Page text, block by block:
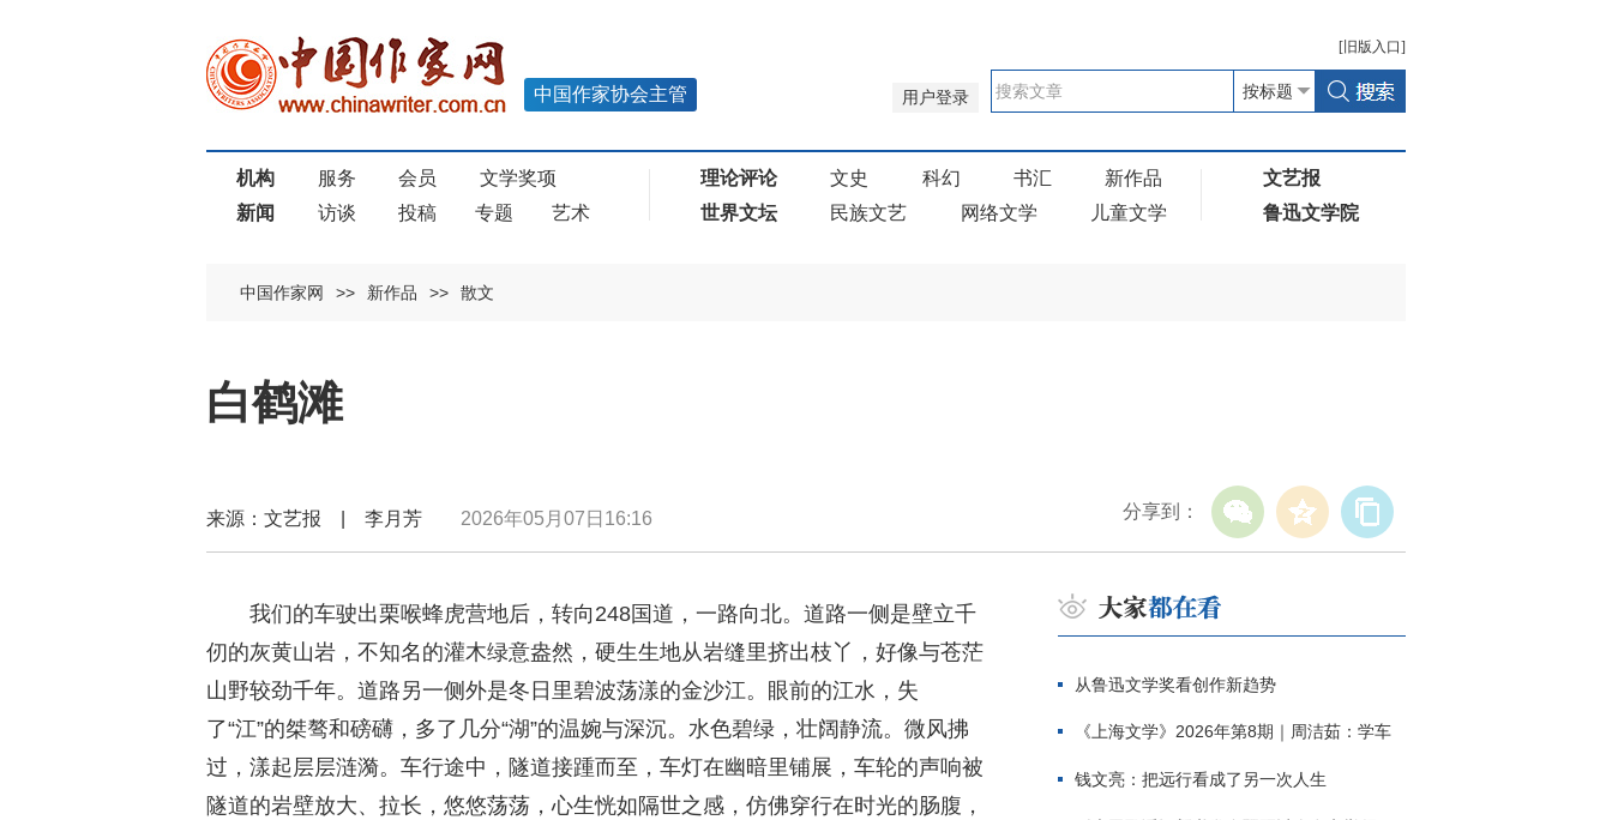
[ 旧版 入口]
用户登录
中国作家协会主管
机构 服务 会员
文学奖项
新闻
访谈 投稿 专题 艺术
理论评论 文史 科幻 书汇
新作品
世界文坛
民族文艺 网络文学 儿童文学
文艺报
鲁迅文学院
中国作家网 >> 新作品 >> 散文
白鹤滩
分享到：
来源：文艺报 | 李月芳 2026年05月07日16:16
我们的车驶出栗喉蜂虎营地后，转向248国道，一路向北。道路一侧是壁立千
仞的灰黄山岩，不知名的灌木绿意盎然，硬生生地从岩缝里挤出枝丫，好像与苍茫
山野较劲千年。道路另一侧外是冬日里碧波荡漾的金沙江。眼前的江水，失
了“江”的桀骜和磅礴，多了几分“湖”的温婉与深沉。水色碧绿，壮阔静流。微风拂
过，漾起层层涟漪。车行途中，隧道接踵而至，车灯在幽暗里铺展，车轮的声响被
隧道的岩壁放大、拉长，悠悠荡荡，心生恍如隔世之感，仿佛穿行在时光的肠腹，
从鲁迅文学奖看创作新趋势
《上海文学》2026年第8期｜周洁茹：学车
钱文亮：把远行看成了另一次人生